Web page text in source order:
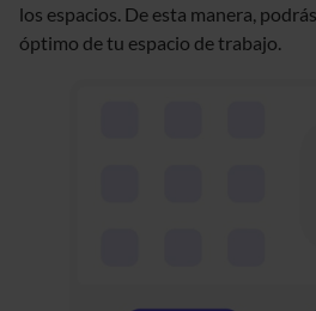
los espacios. De esta manera,
óptimo de tu espacio de trabajo.